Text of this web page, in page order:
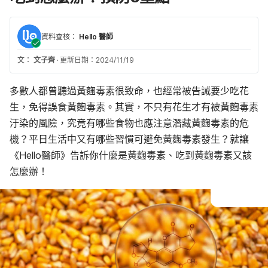
資料查核： Hello 醫師
文： 文子齊 · 更新日期：2024/11/19
多數人都曾聽過黃麴毒素很致命，也經常被告誡要少吃花
生，免得誤食黃麴毒素。其實，不只有花生才有被黃麴毒素
汙染的風險，究竟有哪些食物也應注意潛藏黃麴毒素的危
機？平日生活中又有哪些習慣可避免黃麴毒素發生？就讓
《Hello醫師》告訴你什麼是黃麴毒素、吃到黃麴毒素又該
怎麼辦！